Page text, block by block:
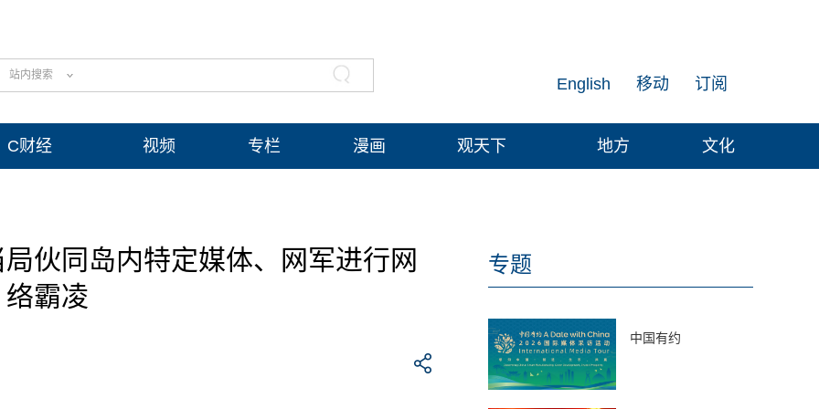
站内搜索 订阅
移动
English
C财经 视频 专栏 漫画 观天下 地方 文化
伙同岛内特定媒体、网军进行网
络霸凌
专题
中国有约